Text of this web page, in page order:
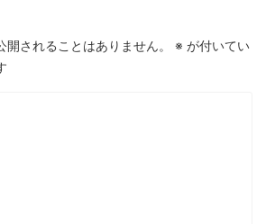
開されることはありません。 ※ が付いてい